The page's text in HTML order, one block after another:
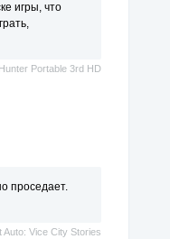
игры, что
Portable 3rd HD
проседает.
Auto: Vice City Stories